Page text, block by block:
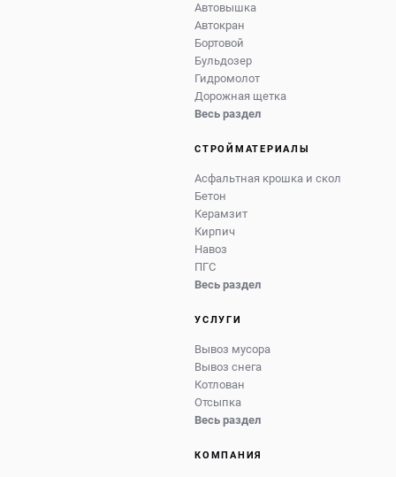
Автовышка
Автокран
Бортовой
Бульдозер
Гидромолот
Дорожная щетка
Весь раздел
СТРОЙМАТЕРИАЛЫ
Асфальтная крошка и скол
Бетон
Керамзит
Кирпич
Навоз
ПГС
Весь раздел
УСЛУГИ
Вывоз мусора
Вывоз снега
Котлован
Отсыпка
Весь раздел
КОМПАНИЯ